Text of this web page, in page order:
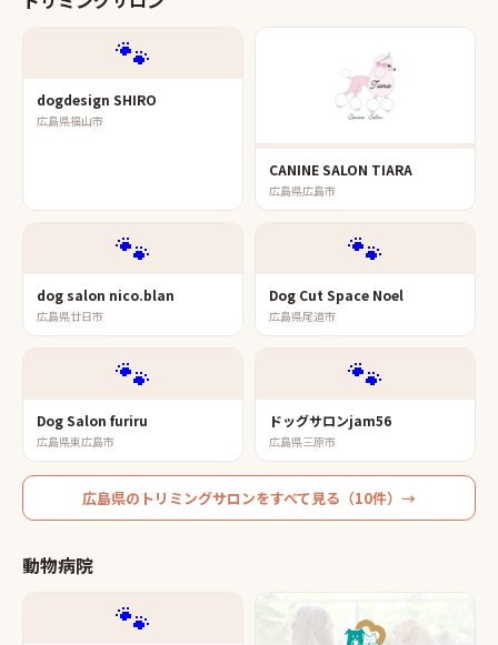
🐾
dogdesign SHIRO
広島県福山市
CANINE SALON TIARA
広島県広島市
🐾
dog salon nico.blan
広島県廿日市
🐾
Dog Cut Space Noel
広島県尾道市
🐾
Dog Salon furiru
広島県東広島市
🐾
ドッグサロンjam56
広島県三原市
広島県の トリミングサロンをすべて見る（10件）→
動物病院
🐾